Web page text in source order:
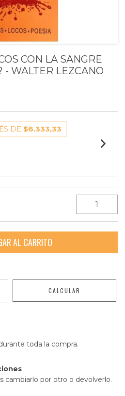
CON LA SANGRE
- WALTER LEZCANO
DE $6.333,33
CALCULAR
toda la compra.
cambiarlo por otro o devolverlo.